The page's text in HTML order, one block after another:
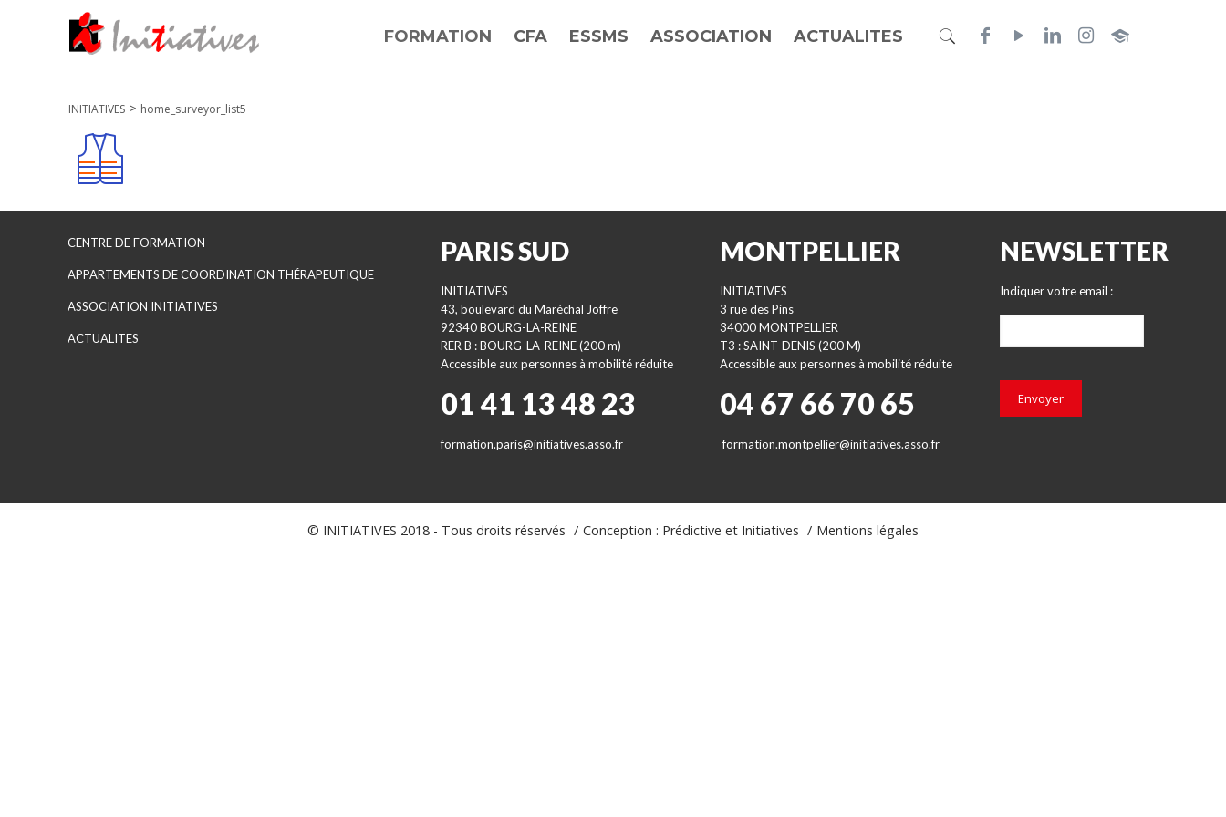
FORMATION CFA ESSMS ASSOCIATION ACTUALITES
INITIATIVES > home_surveyor_list5
CENTRE DE FORMATION
APPARTEMENTS DE COORDINATION THÉRAPEUTIQUE
ASSOCIATION INITIATIVES
ACTUALITES
PARIS SUD
INITIATIVES
43, boulevard du Maréchal Joffre
92340 BOURG-LA-REINE
RER B : BOURG-LA-REINE (200 m)
Accessible aux personnes à mobilité réduite
01 41 13 48 23
formation.paris@initiatives.asso.fr
MONTPELLIER
INITIATIVES
3 rue des Pins
34000 MONTPELLIER
T3 : SAINT-DENIS (200 M)
Accessible aux personnes à mobilité réduite
04 67 66 70 65
formation.montpellier@initiatives.asso.fr
NEWSLETTER
Indiquer votre email :
Envoyer
© INITIATIVES 2018 - Tous droits réservés Conception : Prédictive et Initiatives Mentions légales